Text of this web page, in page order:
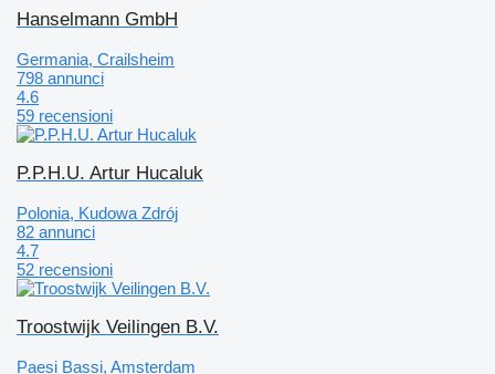
Hanselmann GmbH
Germania, Crailsheim
798 annunci
4.6
59 recensioni
P.P.H.U. Artur Hucaluk
Polonia, Kudowa Zdrój
82 annunci
4.7
52 recensioni
Troostwijk Veilingen B.V.
Paesi Bassi, Amsterdam